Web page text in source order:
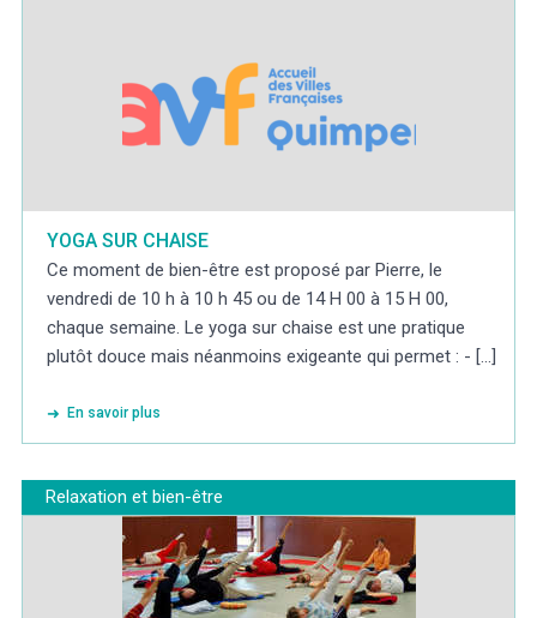
YOGA SUR CHAISE
Ce moment de bien-être est proposé par Pierre, le
vendredi de 10 h à 10 h 45 ou de 14 H 00 à 15 H 00,
chaque semaine. Le yoga sur chaise est une pratique
plutôt douce mais néanmoins exigeante qui permet : - [...]
En savoir plus
Relaxation et bien-être